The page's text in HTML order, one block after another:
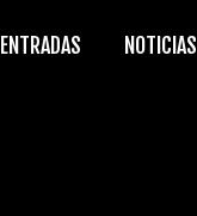
ENTRADAS NOTICIAS